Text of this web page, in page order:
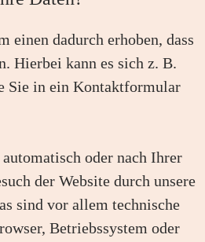
einen dadurch erhoben, dass
Hierbei kann es sich z. B.
Sie in ein Kontaktformular
oder nach Ihrer
der Website durch unsere
sind vor allem technische
Betriebssystem oder